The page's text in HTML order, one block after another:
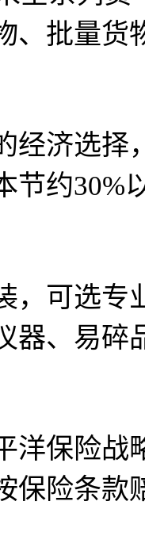
、批量货
经济选择
节约30%
，可选专
器、易碎
洋保险战
保险条款